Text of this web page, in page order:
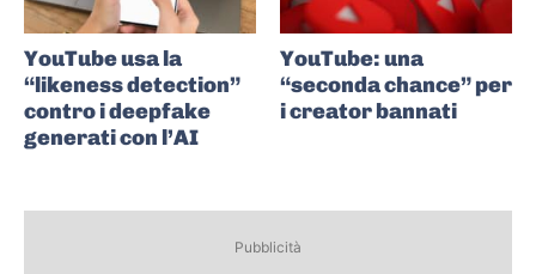
YouTube usa la
“likeness detection”
contro i deepfake
generati con l’AI
YouTube: una
“seconda chance” per
i creator bannati
Pubblicità